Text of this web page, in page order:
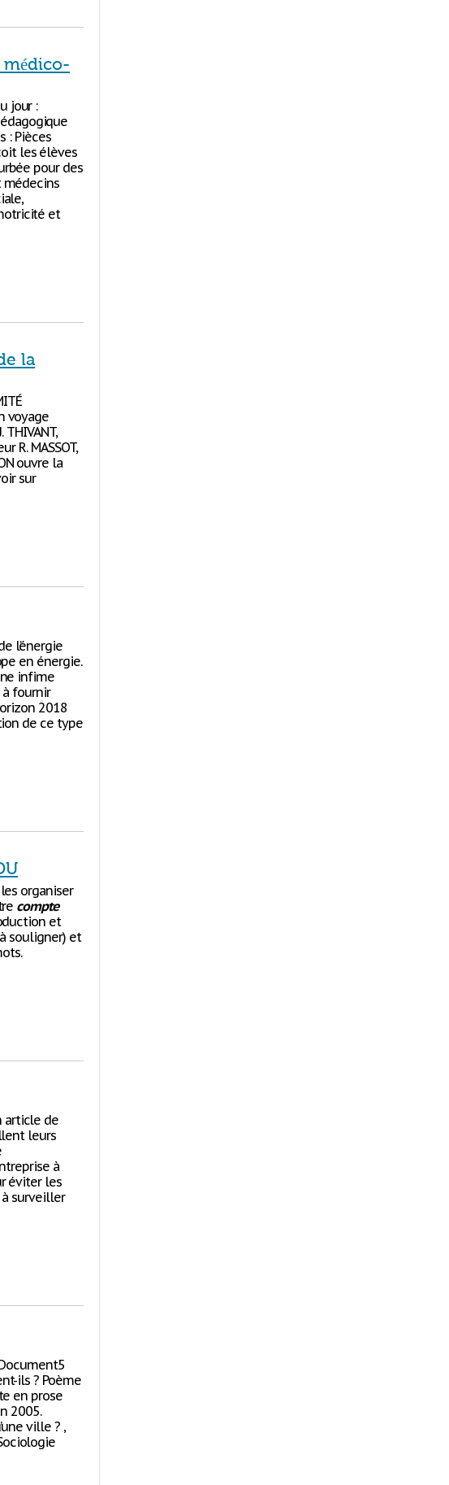
médico-
jour :
: Pièces
les élèves
pour des
médecins
et
la
voyage
THIVANT,
R. MASSOT,
ouvre la
sur
l’énergie
en énergie.
infime
à fournir
2018
de ce type
organiser
compte
et
souligner) et
article de
leurs
à
éviter les
surveiller
ils ? Poème
en prose
2005.
ville ? ,